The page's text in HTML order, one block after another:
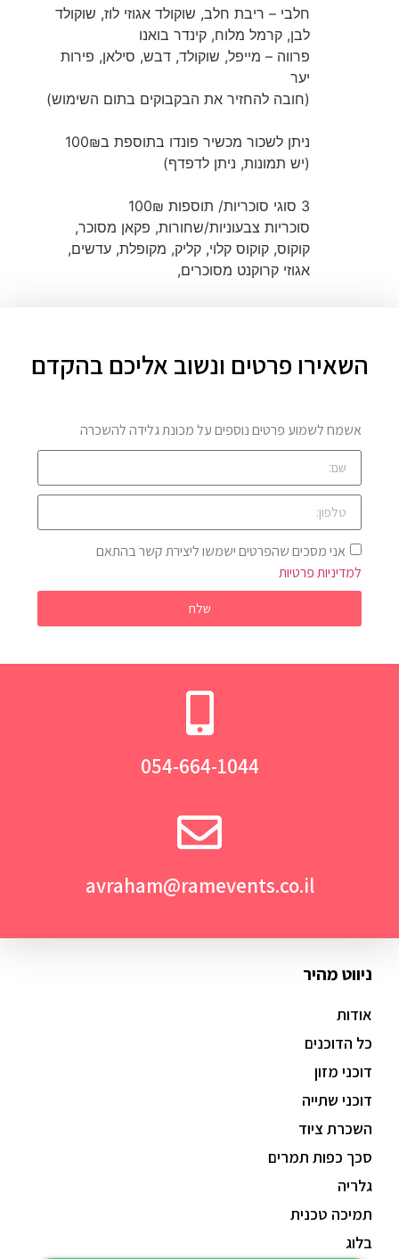
חלבי – ריבת חלב, שוקולד אגוזי לוז, שוקולד
לבן, קרמל מלוח, קינדר בואנו
פרווה – מייפל, שוקולד, דבש, סילאן, פירות
יער
(חובה להחזיר את הבקבוקים בתום השימוש)
ניתן לשכור מכשיר פונדו בתוספת ב100₪
(יש תמונות, ניתן לדפדף)
3 סוגי סוכריות/ תוספות 100₪
סוכריות צבעוניות/שחורות, פקאן מסוכר,
קוקוס, קוקוס קלוי, קליק, מקופלת, עדשים,
אגוזי קרוקנט מסוכרים,
השאירו פרטים ונשוב אליכם בהקדם
אשמח לשמוע פרטים נוספים על מכונת גלידה להשכרה
אני מסכים שהפרטים ישמשו ליצירת קשר בהתאם
למדיניות פרטיות
שלח
054-664-1044
avraham@ramevents.co.il
ניווט מהיר
אודות
כל הדוכנים
דוכני מזון
דוכני שתייה
השכרת ציוד
סכך כפות תמרים
גלריה
תמיכה טכנית
בלוג